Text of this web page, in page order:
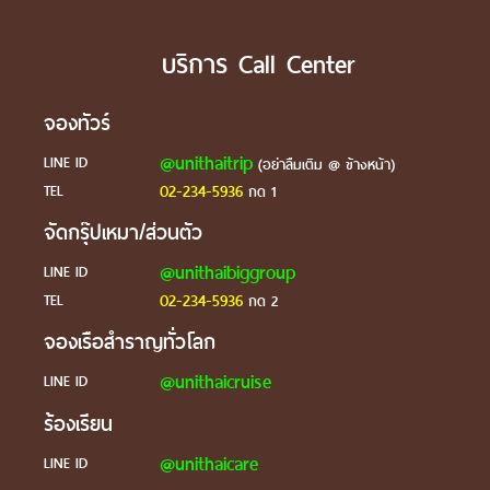
บริการ Call Center
จองทัวร์
LINE ID @unithaitrip(อย่าลืมเติม @ ข้างหน้า)
TEL
02-234-5936กด 1
จัดกรุ๊ปเหมา/ส่วนตัว
LINE ID @unithaibiggroup
TEL 02-234-5936กด 2
จองเรือสำราญทั่วโลก
LINE ID @unithaicruise
ร้องเรียน
LINE ID @unithaicare